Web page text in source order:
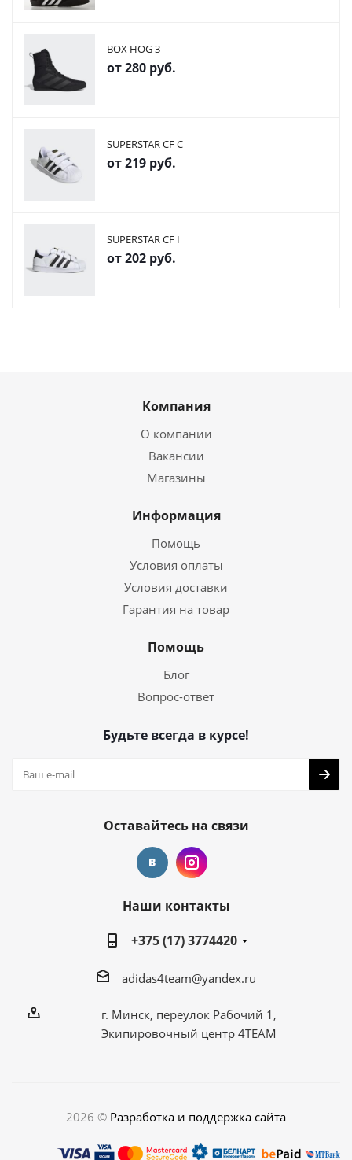
BOX HOG 3
от280 руб.
SUPERSTAR CF C
от219 руб.
SUPERSTAR CF I
от202 руб.
Компания
О компании
Вакансии
Магазины
Информация
Помощь
Условия оплаты
Условия доставки
Гарантия на товар
Помощь
Блог
Вопрос-ответ
Будьте всегда в курсе!
Оставайтесь на связи
Наши контакты
+375 (17) 3774420
adidas4team@yandex.ru
г. Минск, переулок Рабочий 1,
Экипировочный центр 4TEAM
2026 © Разработка и поддержка сайта